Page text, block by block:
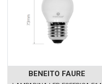
BENEITO FAURE